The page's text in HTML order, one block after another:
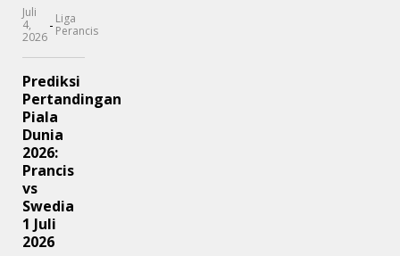
Juli
4,
2026
- Liga
Perancis
Prediksi
Pertandingan
Piala
Dunia
2026:
Prancis
vs
Swedia
1 Juli
2026